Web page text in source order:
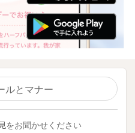
ルとマナー
をお聞かせください